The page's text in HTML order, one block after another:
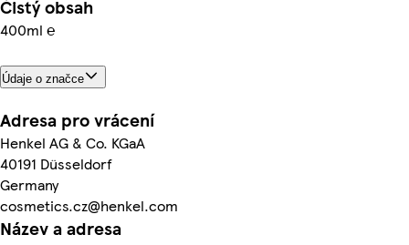
Čistý obsah
400ml ℮
Údaje o značce
Adresa pro vrácení
Henkel AG & Co. KGaA
40191 Düsseldorf
Germany
cosmetics.cz@henkel.com
Název a adresa